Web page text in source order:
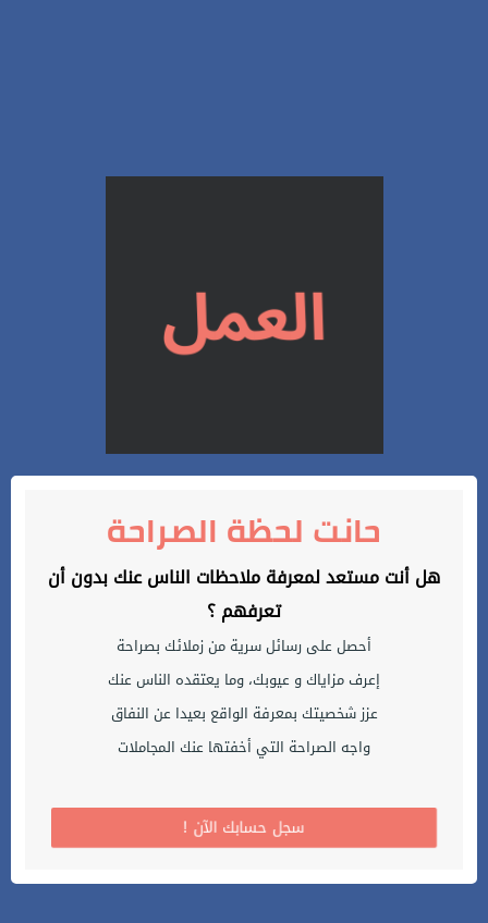
حانت لحظة الصراحة
هل أنت مستعد لمعرفة ملاحظات الناس عنك بدون أن
تعرفهم ؟
أحصل على رسائل سرية من زملائك بصراحة
إعرف مزاياك و عيوبك، وما يعتقده الناس عنك
عزز شخصيتك بمعرفة الواقع بعيدا عن النفاق
واجه الصراحة التي أخفتها عنك المجاملات
! سجل حسابك الآن